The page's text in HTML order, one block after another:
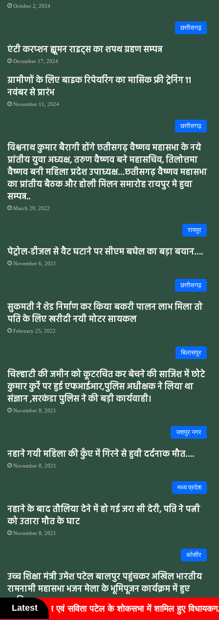
October 2, 2024
छत्तीसगढ़
एंटी करप्शन ह्यूमन राइट्स का शपथ ग्रहण सम्पन्न
December 17, 2024
ग्रामीणों के लिए बाइक रिपेयरिंग का मासिक फ्री ट्रेनिंग 11
नवंबर से प्रारंभ
November 11, 2024
छत्तीसगढ़
विश्वनाथ कुमार बैरागी होंगे छतीसगढ़ वैष्णव महासभा के नये
प्रांतीय युवा अध्यक्ष, तरुण वैष्णव बने महासचिव, तिलोत्तमा
वैष्णव बनी महिला प्रदेश उपाध्यक्ष…छतीसगढ़ वैष्णव महासभा
का प्रांतीय बैठक और होली मिलन समारोह रायपुर मे हुवा
सम्पन्न..
March 29, 2022
रायपुर
पेट्रोल-डीजल से वैट घटाने पर सीएम बघेल का बड़ा बयान….
November 6, 2021
छत्तीसगढ़
सुकमती ने शेड निर्माण कर किया बकरी पालन लाभ मिला तो
पति के लिए खरीदी नयी मोटर सायकल
February 25, 2022
बिलासपुर
चिल्हाटी की जमीन को कूटरचित कर बेचने की साजिश में छोटे
कुमार कुर्रे पर हुई एफआईआर,पुलिस अधीक्षक ने लिया था
संज्ञान ,सरकंडा पुलिस ने की बड़ी कार्यवाही।
November 8, 2021
जशपुर नगर
नहाने गयी महिला की कुँए में गिरने से हुवी दर्दनाक मौत….
November 8, 2021
मध्य प्रदेश
नहाने के बाद तौलिया देने में हो गई जरा सी देरी, पति ने पत्नी
को उतारा मौत के घाट
November 8, 2021
कोसीर
उच्च शिक्षा मंत्री उमेश पटेल बालपुर पहुंचकर अखिल भारतीय
रामनामी महासभा भजन मेला के भूमिपूजन कार्यक्रम में हुए
शामिल
April 12, 2022
Latest
में शामिल हुए विधायकग... बुजुर्गों के चेहरों पर लौटी